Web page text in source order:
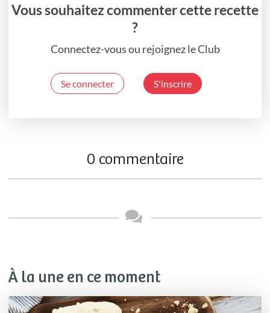
Vous souhaitez commenter cette recette
?
Connectez-vous ou rejoignez le Club
Se connecter S'inscrire
0 commentaire
À la une en ce moment